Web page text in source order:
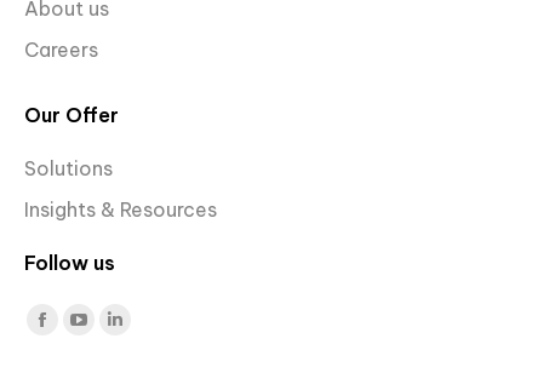
About us
Careers
Our Offer
Solutions
Insights & Resources
Follow us
Find us on:
Facebook
YouTubeLinkedin